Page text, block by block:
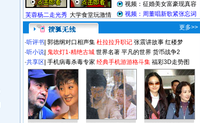
芙蓉杨二走光秀 大学食堂玩激情
视频：征婚美女富豪现真容
视频：周董唱新歌紧张忘词
更多>>
·听评书 郭德纲对口相声集 杜拉拉升职记 张震讲故事 红楼梦
·听小说 鬼吹灯1-精绝古城 世界名著 平凡的世界 货币战争2
·共享区 手机病毒杀毒专家 经典手机游游格斗集 福彩3D走势图